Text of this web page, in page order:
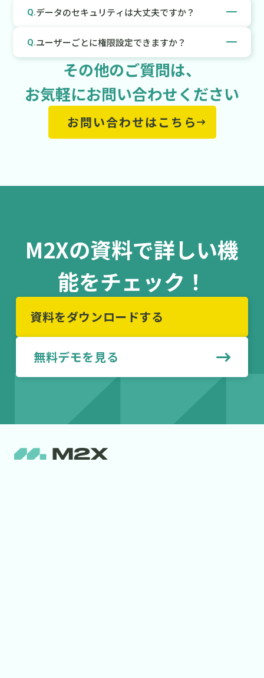
ポートも充実していますので、お気軽にご相談くださ
い。
す。
Q.データのセキュリティは大丈夫ですか？
A. 情報セキュリティマネジメントシステム（ISMS）の国
際規格である「ISO/IEC 27001:2022（JIS Q
27001:2023）」の認証を取得し、データの暗号化や監
視ログの取得など、安全性の高い環境をご提供してお
ります。ご要望に応じて、IPアドレス制限や多要素認
証にも対応しております。
Q.ユーザーごとに権限設定できますか？
ユーザーごとに権限を設定できます。役割に応じた複
数の権限レベルをご用意しています。詳細につきまし
ては、ぜひお問い合わせフォームよりお気軽にお問い
合わせください。
その他のご質問は、
お気軽にお問い合わせください
お問い合わせはこちら
M2Xの資料で詳しい機
能をチェック！
資料をダウンロードする
無料デモを見る